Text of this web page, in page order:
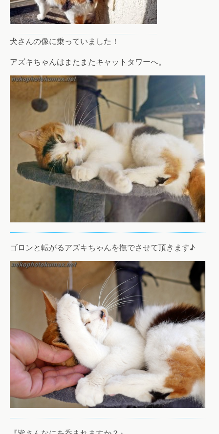
犬さんの像に乗っていました！
アズキちゃんはまたまたキャットタワーへ。
ゴロンと転がるアズキちゃんを撫でさせて頂きます♪